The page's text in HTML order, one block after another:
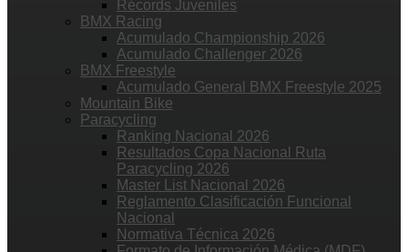
Récords Juveniles
BMX Racing
Acumulado Championship 2026
Acumulado Challenger 2026
BMX Freestyle
Acumulado General BMX Freestyle 2025
Mountain Bike
Paracycling
Ranking Nacional 2026
Resultados Copa Nacional Ruta
Paracycling 2026
Master List Nacional 2026
Reglamento Clasificación Funcional
Nacional
Normativa Técnica 2026